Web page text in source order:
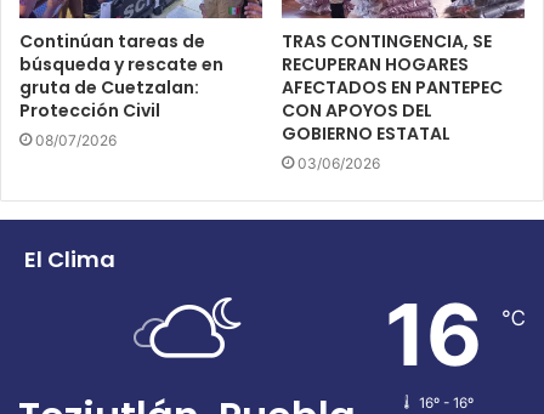
Continúan tareas de
búsqueda y rescate en
gruta de Cuetzalan:
Protección Civil
08/07/2026
TRAS CONTINGENCIA, SE
RECUPERAN HOGARES
AFECTADOS EN PANTEPEC
CON APOYOS DEL
GOBIERNO ESTATAL
03/06/2026
El Clima
16 ℃
16º - 16º